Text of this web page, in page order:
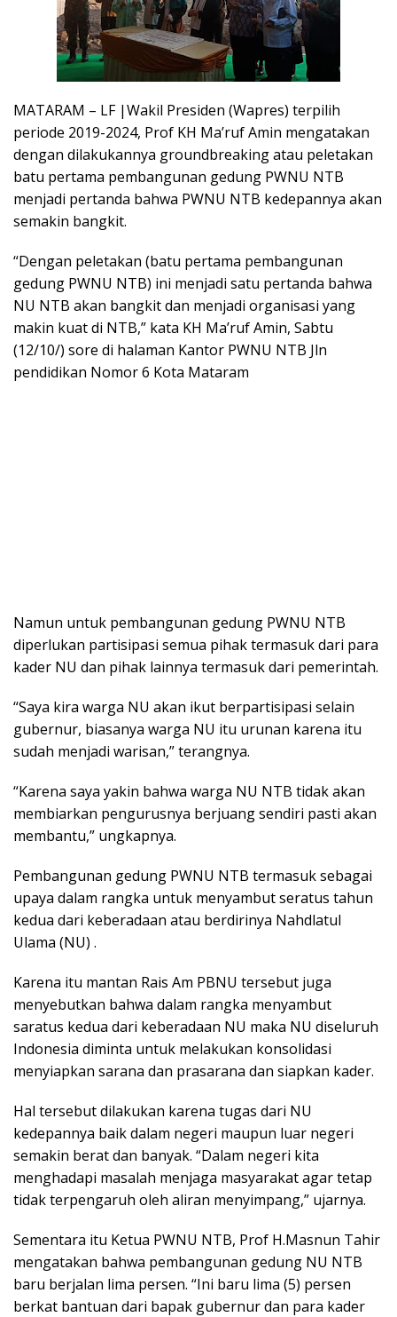
MATARAM – LF |Wakil Presiden (Wapres) terpilih
periode 2019-2024, Prof KH Ma’ruf Amin mengatakan
dengan dilakukannya groundbreaking atau peletakan
batu pertama pembangunan gedung PWNU NTB
menjadi pertanda bahwa PWNU NTB kedepannya akan
semakin bangkit.
“Dengan peletakan (batu pertama pembangunan
gedung PWNU NTB) ini menjadi satu pertanda bahwa
NU NTB akan bangkit dan menjadi organisasi yang
makin kuat di NTB,” kata KH Ma’ruf Amin, Sabtu
(12/10/) sore di halaman Kantor PWNU NTB Jln
pendidikan Nomor 6 Kota Mataram
Namun untuk pembangunan gedung PWNU NTB
diperlukan partisipasi semua pihak termasuk dari para
kader NU dan pihak lainnya termasuk dari pemerintah.
“Saya kira warga NU akan ikut berpartisipasi selain
gubernur, biasanya warga NU itu urunan karena itu
sudah menjadi warisan,” terangnya.
“Karena saya yakin bahwa warga NU NTB tidak akan
membiarkan pengurusnya berjuang sendiri pasti akan
membantu,” ungkapnya.
Pembangunan gedung PWNU NTB termasuk sebagai
upaya dalam rangka untuk menyambut seratus tahun
kedua dari keberadaan atau berdirinya Nahdlatul
Ulama (NU) .
Karena itu mantan Rais Am PBNU tersebut juga
menyebutkan bahwa dalam rangka menyambut
saratus kedua dari keberadaan NU maka NU diseluruh
Indonesia diminta untuk melakukan konsolidasi
menyiapkan sarana dan prasarana dan siapkan kader.
Hal tersebut dilakukan karena tugas dari NU
kedepannya baik dalam negeri maupun luar negeri
semakin berat dan banyak. “Dalam negeri kita
menghadapi masalah menjaga masyarakat agar tetap
tidak terpengaruh oleh aliran menyimpang,” ujarnya.
Sementara itu Ketua PWNU NTB, Prof H.Masnun Tahir
mengatakan bahwa pembangunan gedung NU NTB
baru berjalan lima persen. “Ini baru lima (5) persen
berkat bantuan dari bapak gubernur dan para kader